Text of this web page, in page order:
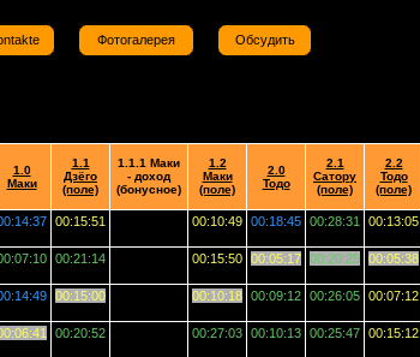
Фотогалерея Обсудить
1.0
Маки
1.1
Дзёго
(поле)
1.1.1 Маки
- доход
(бонусное)
1.2
Маки
(поле)
2.0
Тодо
2.1
Сатору
(поле)
2.2
Тодо
(поле)
00:15:51 00:10:49 00:18:45 00:28:31 00:13:05
00:21:14 00:15:50 00:05:17 00:20:25 00:05:38
00:15:00 00:10:18 00:09:12 00:26:05 00:07:12
00:20:52 00:27:03 00:10:13 00:25:47 00:15:12